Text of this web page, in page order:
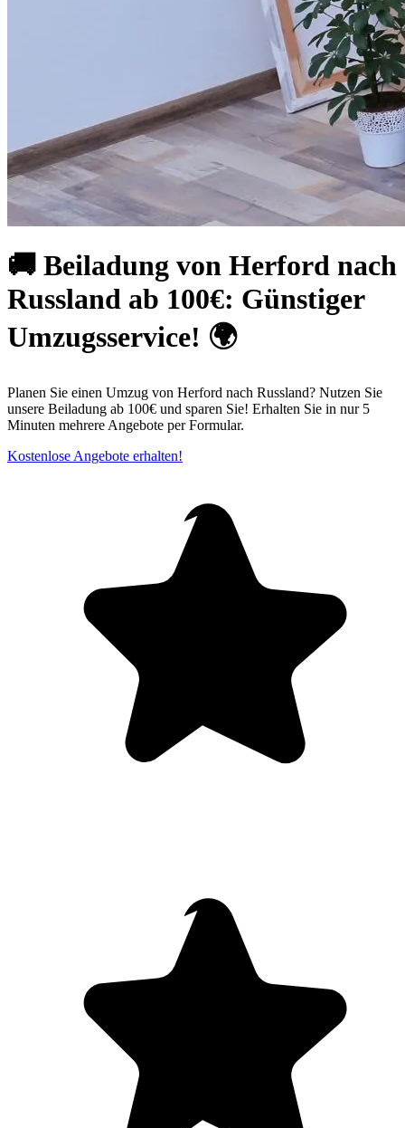
🚚 Beiladung von Herford nach
Russland ab 100€: Günstiger
Umzugsservice! 🌍
Planen Sie einen Umzug von Herford nach Russland? Nutzen Sie
unsere Beiladung ab 100€ und sparen Sie! Erhalten Sie in nur 5
Minuten mehrere Angebote per Formular.
Kostenlose Angebote erhalten!